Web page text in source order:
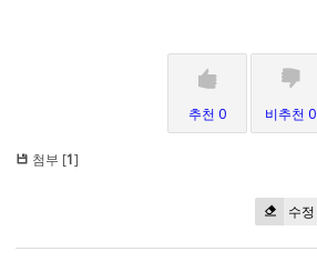
추천 0 비추천 0
첨부 [1]
수정